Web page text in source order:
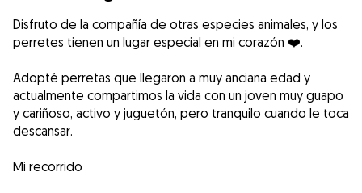
Disfruto de la compañía de otras especies animales, y los
perretes tienen un lugar especial en mi corazón ❤️.
Adopté perretas que llegaron a muy anciana edad y
actualmente compartimos la vida con un joven muy guapo
y cariñoso, activo y juguetón, pero tranquilo cuando le toca
descansar.
Mi recorrido